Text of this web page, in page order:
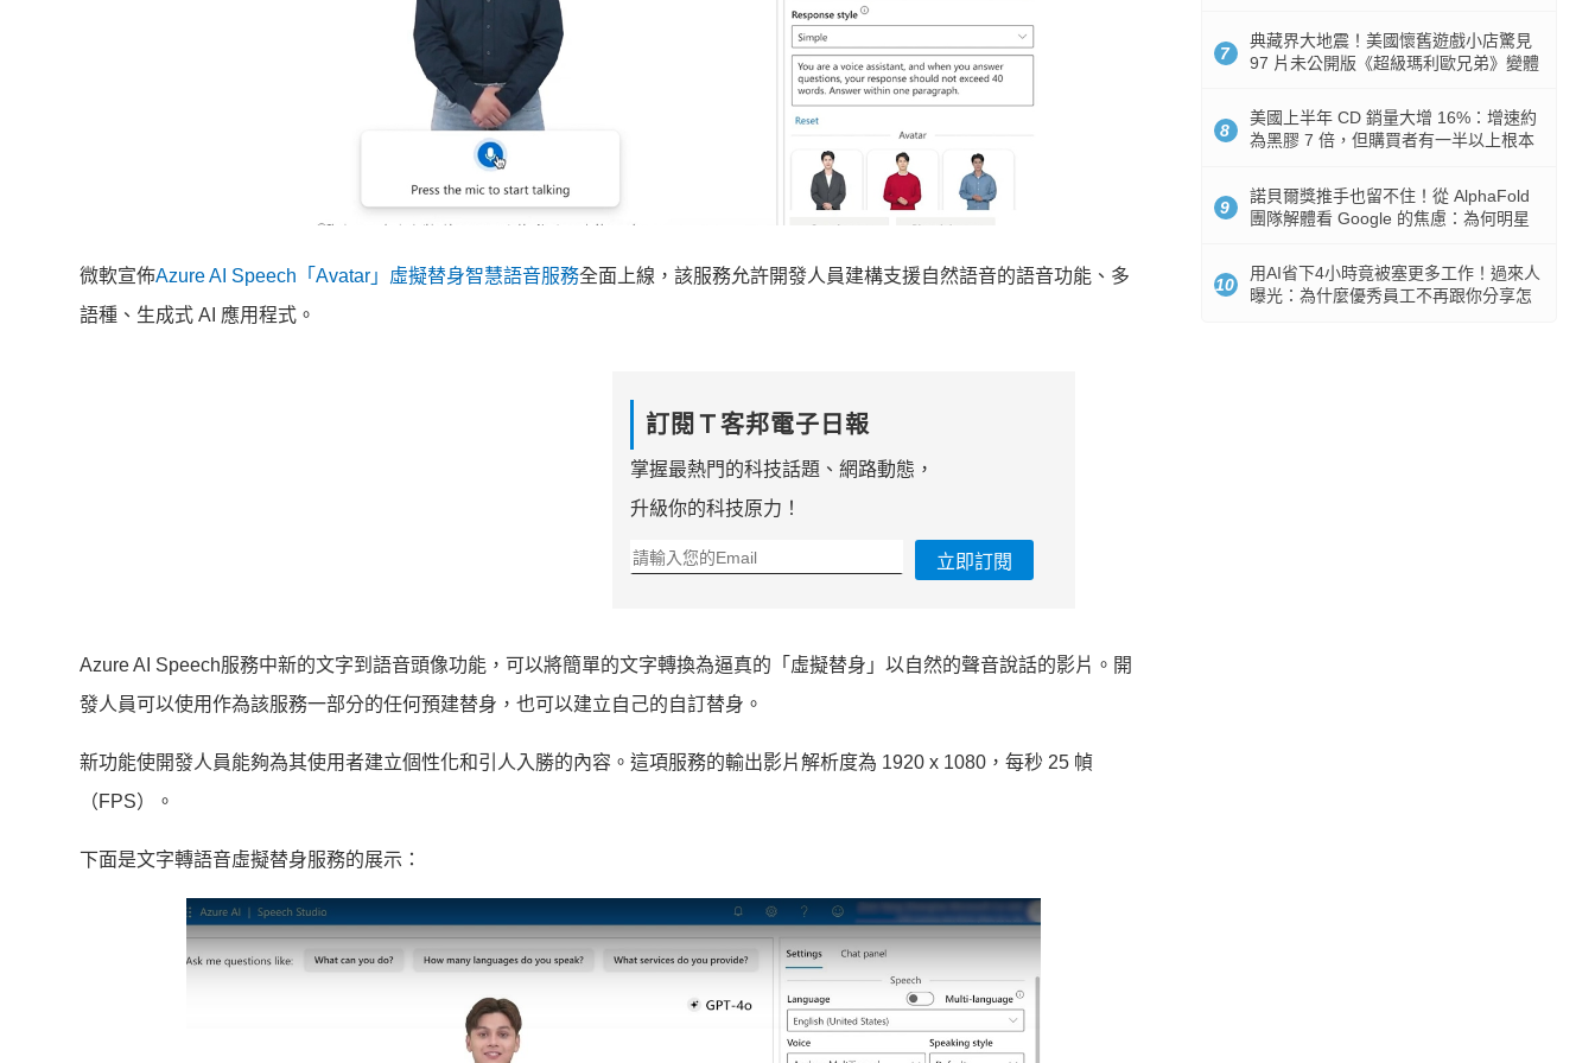
微軟宣佈Azure AI Speech「Avatar」虛擬替身智慧語音服務全面上線，該服務允許開發人員建構支援自然語音的語音功能、多
語種、生成式 AI 應用程式。
訂閱Ｔ客邦電子日報
掌握最熱門的科技話題、網路動態，
升級你的科技原力！
立即訂閱
Azure AI Speech服務中新的文字到語音頭像功能，可以將簡單的文字轉換為逼真的「虛擬替身」以自然的聲音說話的影片。開
發人員可以使用作為該服務一部分的任何預建替身，也可以建立自己的自訂替身。
新功能使開發人員能夠為其使用者建立個性化和引人入勝的內容。這項服務的輸出影片解析度為 1920 x 1080，每秒 25 幀
（FPS）。
下面是文字轉語音虛擬替身服務的展示：
7
典藏界大地震！美國懷舊遊戲小店驚見
97 片未公開版《超級瑪利歐兄弟》變體
8
美國上半年 CD 銷量大增 16%：增速約
為黑膠 7 倍，但購買者有一半以上根本
9
諾貝爾獎推手也留不住！從 AlphaFold
團隊解體看 Google 的焦慮：為何明星
10
用AI省下4小時竟被塞更多工作！過來人
曝光：為什麼優秀員工不再跟你分享怎